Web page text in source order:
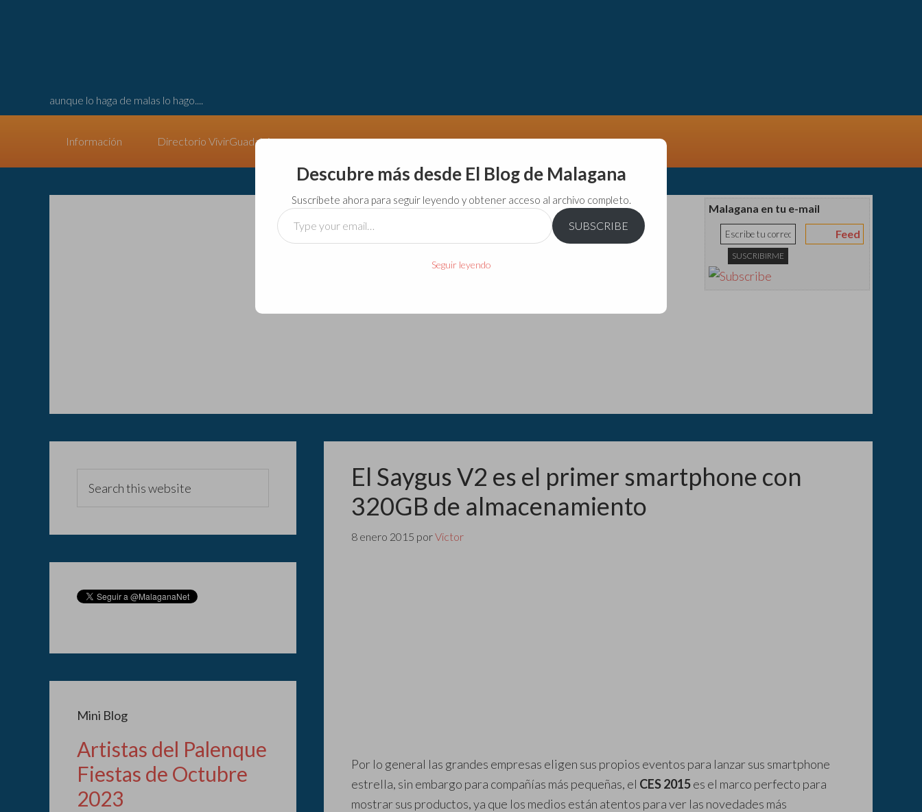
aunque lo haga de malas lo hago....
Información Directorio VivirGuadalajara
Malagana en tu e-mail
Feed
El Saygus V2 es el primer smartphone con
320GB de almacenamiento
8 enero 2015 porVictor
Por lo general las grandes empresas eligen sus propios eventos para lanzar sus smartphone
estrella, sin embargo para compañías más pequeñas, el CES 2015es el marco perfecto para
mostrar sus productos, ya que los medios están atentos para ver las novedades más
Mini Blog
Artistas del Palenque
Fiestas de Octubre
2023
Descubre más desde El Blog de Malagana
Suscríbete ahora para seguir leyendo y obtener acceso al archivo completo.
Type
your
SUBSCRIBE
Seguir leyendo